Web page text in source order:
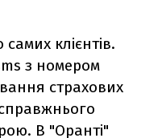
клієнтів.
з номером
страхових
В "Оранті"